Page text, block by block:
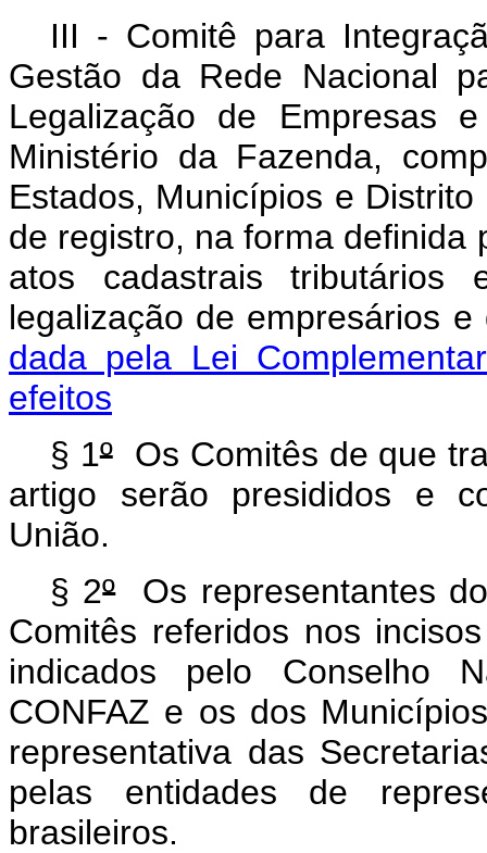
III - Comitê para
Gestão da Rede Nacional
Legalização de Empresas
Ministério da Fazenda,
Estados, Municípios e
de registro, na forma definida
atos cadastrais
legalização de
dada pela Lei
efeitos
§ 1ºOs Comitês de que
artigo serão presididos e
União.
§ 2ºOs representantes
Comitês referidos nos
indicados pelo Conselho
CONFAZ e os dos
representativa das
pelas entidades de
brasileiros.